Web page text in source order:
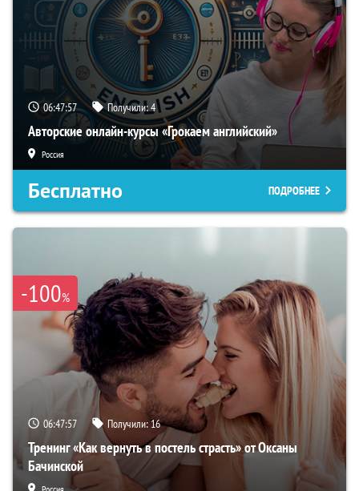
06:47:56 Получили:4
Авторские онлайн-курсы «Грокаем английский»
Россия
Бесплатно ПОДРОБНЕЕ
-100%
06:47:56 Получили:16
Тренинг «Как вернуть в постель страсть» от Оксаны
Бачинской